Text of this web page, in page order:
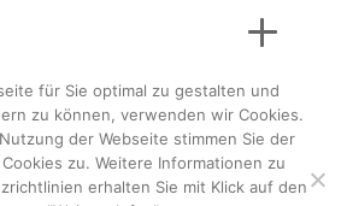
für Sie optimal zu gestalten und
zu können, verwenden wir Cookies.
der Webseite stimmen Sie der
zu. Weitere Informationen zu
erhalten Sie mit Klick auf den